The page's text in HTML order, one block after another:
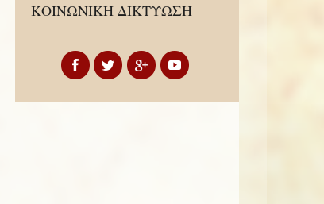
ΚΟΙΝΩΝΙΚΗ ΔΙΚΤΥΩΣΗ